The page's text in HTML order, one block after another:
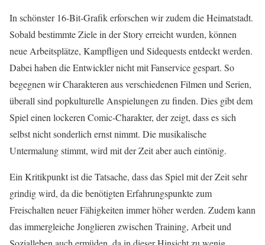
In schönster 16-Bit-Grafik erforschen wir zudem die Heimatstadt.
Sobald bestimmte Ziele in der Story erreicht wurden, können
neue Arbeitsplätze, Kampfligen und Sidequests entdeckt werden.
Dabei haben die Entwickler nicht mit Fanservice gespart. So
begegnen wir Charakteren aus verschiedenen Filmen und Serien,
überall sind popkulturelle Anspielungen zu finden. Dies gibt dem
Spiel einen lockeren Comic-Charakter, der zeigt, dass es sich
selbst nicht sonderlich ernst nimmt. Die musikalische
Untermalung stimmt, wird mit der Zeit aber auch eintönig.
Ein Kritikpunkt ist die Tatsache, dass das Spiel mit der Zeit sehr
grindig wird, da die benötigten Erfahrungspunkte zum
Freischalten neuer Fähigkeiten immer höher werden. Zudem kann
das immergleiche Jonglieren zwischen Training, Arbeit und